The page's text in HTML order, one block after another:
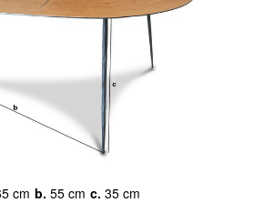
cm b. 55 cm c. 35 cm